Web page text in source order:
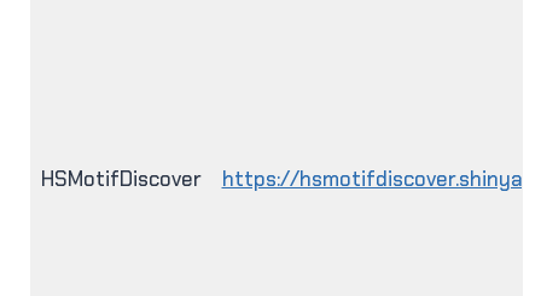
HSMotifDiscover https://